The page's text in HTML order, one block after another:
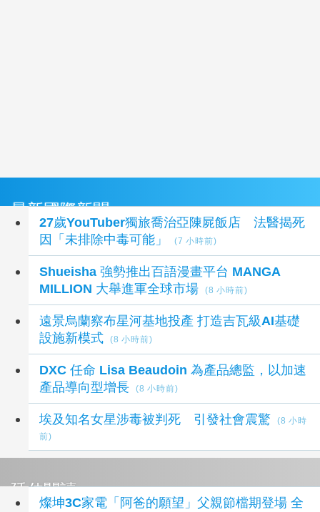
最新國際新聞
27歲YouTuber獨旅喬治亞陳屍飯店 法醫揭死
因「未排除中毒可能」
(7 小時前)
Shueisha 強勢推出百語漫畫平台 MANGA
MILLION 大舉進軍全球市場
(8 小時前)
遠景烏蘭察布星河基地投產 打造吉瓦級AI基礎
設施新模式
(8 小時前)
DXC 任命 Lisa Beaudoin 為產品總監，以加速
產品導向型增長
(8 小時前)
埃及知名女星涉毒被判死 引發社會震驚
(8 小時
前)
延伸閱讀
燦坤3C家電「阿爸的願望」父親節檔期登場 全